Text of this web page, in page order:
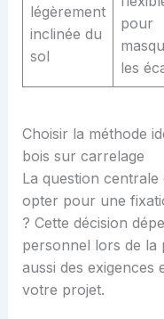
légèrement
inclinée du
sol
pour
les
Choisir la méthode
bois sur carrelage
La question
opter pour une
? Cette décision
personnel lors de la
aussi des exigences
votre projet.